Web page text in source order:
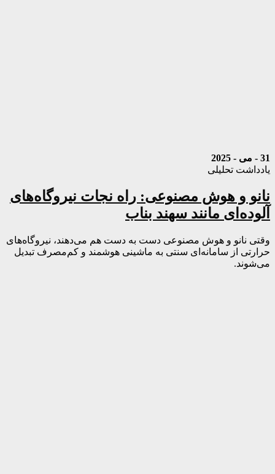
31 - می - 2025
یادداشت تحلیلی
نانو و هوش مصنوعی: راه نجات نیروگاه‌های
آلوده‌ای مانند سهند بناب
وقتی نانو و هوش مصنوعی دست به دست هم می‌دهند، نیروگاه‌های
حرارتی از سامانه‌ای سنتی به ماشینی هوشمند و کم‌مصرف تبدیل
می‌شوند.